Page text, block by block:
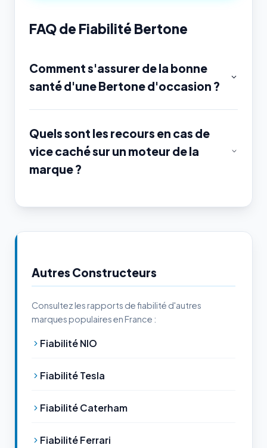
FAQ de Fiabilité Bertone
Comment s'assurer de la bonne
santé d'une Bertone d'occasion ?
Quels sont les recours en cas de
vice caché sur un moteur de la
marque ?
Autres Constructeurs
Consultez les rapports de fiabilité d'autres
marques populaires en France :
Fiabilité NIO
Fiabilité Tesla
Fiabilité Caterham
Fiabilité Ferrari